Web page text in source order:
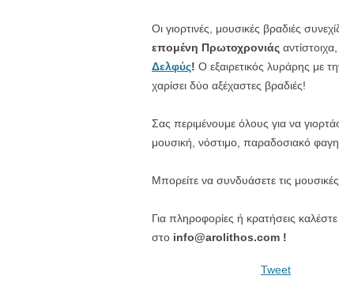
Οι γιορτινές, μουσικές βραδιές
επομένη Πρωτοχρονιάς
Δελφύς! Ο εξαιρετικός λυράρης με
χαρίσει δύο αξέχαστες βραδιές!
Σας περιμένουμε όλους για να
μουσική, νόστιμο, παραδοσιακό
Μπορείτε να συνδυάσετε τις
Για πληροφορίες ή κρατήσεις
στο info@arolithos.com !
Tweet